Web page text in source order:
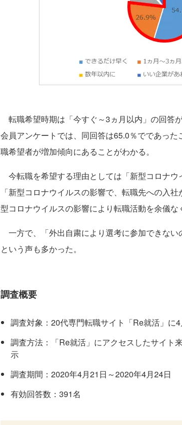
転職希望時期は「今すぐ～3ヵ月以内」の回答
会員アンケートでは、同回答は65.0％でであっ
職希望者が増加傾向にあることがわかる。
今転職を希望する理由としては「新型コロナ
「新型コロナウイルスの影響で、転職先への入
型コロナウイルスの影響により転職活動を余儀な
一方で、「外出自粛により選考に参加できない
という声も多かった。
調査概要
調査対象：20代専門転職サイト「Re就活」に
調査方法：「Re就活」にアクセスしたサイト
示
調査期間：2020年4月21日～2020年4月24日
有効回答数：391名